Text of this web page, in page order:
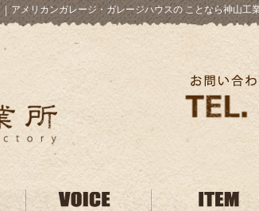
｜アメリカンガレージ・ガレージハウスの ことなら神山工